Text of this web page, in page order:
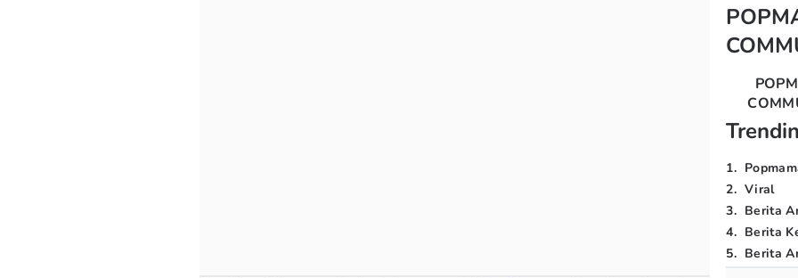
1.
2. Viral
3. Berita
4. Berita
5. Berita